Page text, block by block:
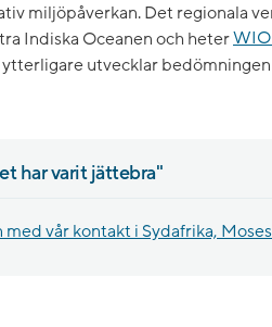
miljöpåverkan. Det regionala
Indiska Oceanen och heter
utvecklar bedömningen
har varit jättebra"
vår kontakt i Sydafrika,